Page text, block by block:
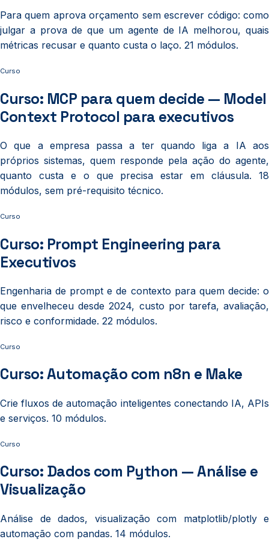
Para quem aprova orçamento sem escrever código: como
julgar a prova de que um agente de IA melhorou, quais
métricas recusar e quanto custa o laço. 21 módulos.
Curso
Curso: MCP para quem decide — Model
Context Protocol para executivos
O que a empresa passa a ter quando liga a IA aos
próprios sistemas, quem responde pela ação do agente,
quanto custa e o que precisa estar em cláusula. 18
módulos, sem pré-requisito técnico.
Curso
Curso: Prompt Engineering para
Executivos
Engenharia de prompt e de contexto para quem decide: o
que envelheceu desde 2024, custo por tarefa, avaliação,
risco e conformidade. 22 módulos.
Curso
Curso: Automação com n8n e Make
Crie fluxos de automação inteligentes conectando IA, APIs
e serviços. 10 módulos.
Curso
Curso: Dados com Python — Análise e
Visualização
Análise de dados, visualização com matplotlib/plotly e
automação com pandas. 14 módulos.